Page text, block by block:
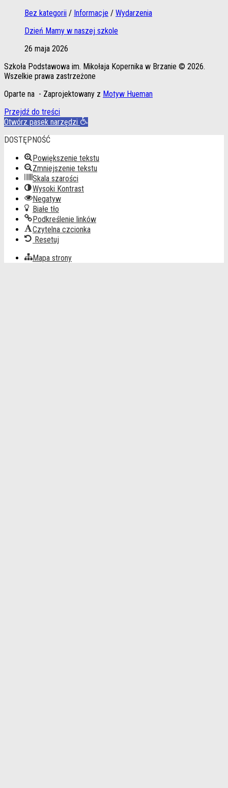
Bez kategorii / Informacje / Wydarzenia
Dzień Mamy w naszej szkole
26 maja 2026
Szkoła Podstawowa im. Mikołaja Kopernika w Brzanie © 2026.
Wszelkie prawa zastrzeżone
Oparte na - Zaprojektowany z Motyw Hueman
Przejdź do treści
Otwórz pasek narzędzi
DOSTĘPNOŚĆ
Powiększenie tekstu
Zmniejszenie tekstu
Skala szarości
Wysoki Kontrast
Negatyw
Białe tło
Podkreślenie linków
Czytelna czcionka
Resetuj
Mapa strony